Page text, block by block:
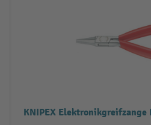
KNIPEX Elektronikgreifzange